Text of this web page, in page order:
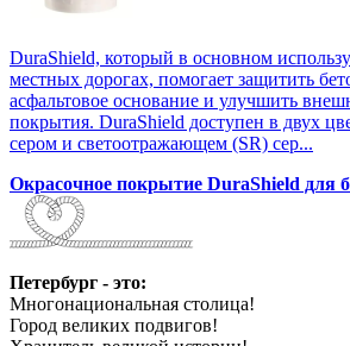
DuraShield, который в основном
местных дорогах, помогает защитить
асфальтовое основание и улучшить
покрытия. DuraShield доступен в двух
сером и светоотражающем (SR) сер...
Окрасочное покрытие DuraShield для
Петербург - это:
Многонациональная столица!
Город великих подвигов!